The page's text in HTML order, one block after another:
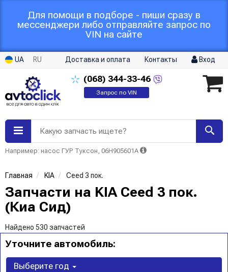
Для помощи в подборе - пиши сразу в
мессенджери либо отправляйте запрос по
VIN на сайте
UA RU Доставка и оплата Контакты Вход
(068) 344-33-46
Запрос по VIN
Какую запчасть ищете?
Например: насос ГУР Туксон, 06H905601A
Главная KIA Ceed 3 пок.
Запчасти на KIA Ceed 3 пок.
(Киа Сид)
Найдено 530 запчастей
Уточните автомобиль:
Выберите год